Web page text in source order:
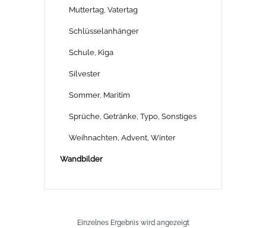
Muttertag, Vatertag
Schlüsselanhänger
Schule, Kiga
Silvester
Sommer, Maritim
Sprüche, Getränke, Typo, Sonstiges
Weihnachten, Advent, Winter
Wandbilder
Einzelnes Ergebnis wird angezeigt